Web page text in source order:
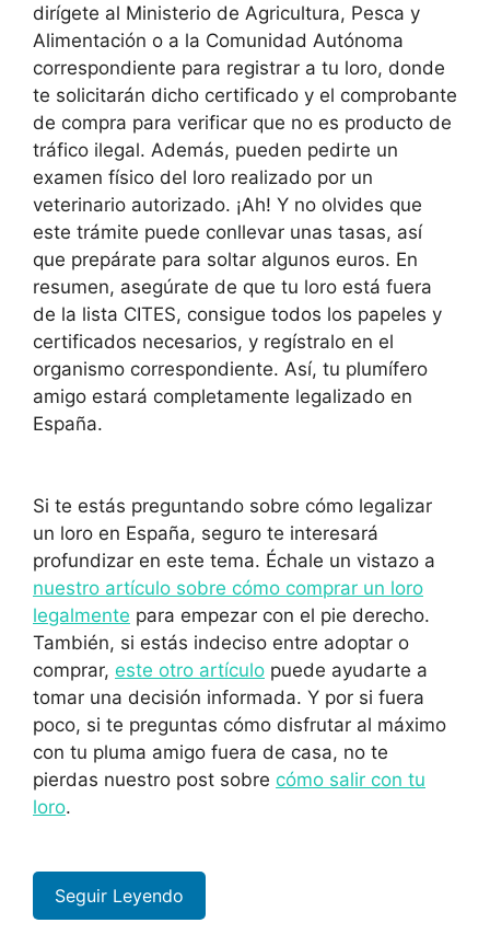
dirígete al Ministerio de Agricultura, Pesca y
Alimentación o a la Comunidad Autónoma
correspondiente para registrar a tu loro, donde
te solicitarán dicho certificado y el comprobante
de compra para verificar que no es producto de
tráfico ilegal. Además, pueden pedirte un
examen físico del loro realizado por un
veterinario autorizado. ¡Ah! Y no olvides que
este trámite puede conllevar unas tasas, así
que prepárate para soltar algunos euros. En
resumen, asegúrate de que tu loro está fuera
de la lista CITES, consigue todos los papeles y
certificados necesarios, y regístralo en el
organismo correspondiente. Así, tu plumífero
amigo estará completamente legalizado en
España.
Si te estás preguntando sobre cómo legalizar
un loro en España, seguro te interesará
profundizar en este tema. Échale un vistazo a
nuestro artículo sobre cómo comprar un loro
legalmente para empezar con el pie derecho.
También, si estás indeciso entre adoptar o
comprar, este otro artículo puede ayudarte a
tomar una decisión informada. Y por si fuera
poco, si te preguntas cómo disfrutar al máximo
con tu pluma amigo fuera de casa, no te
pierdas nuestro post sobre cómo salir con tu
loro.
Seguir Leyendo